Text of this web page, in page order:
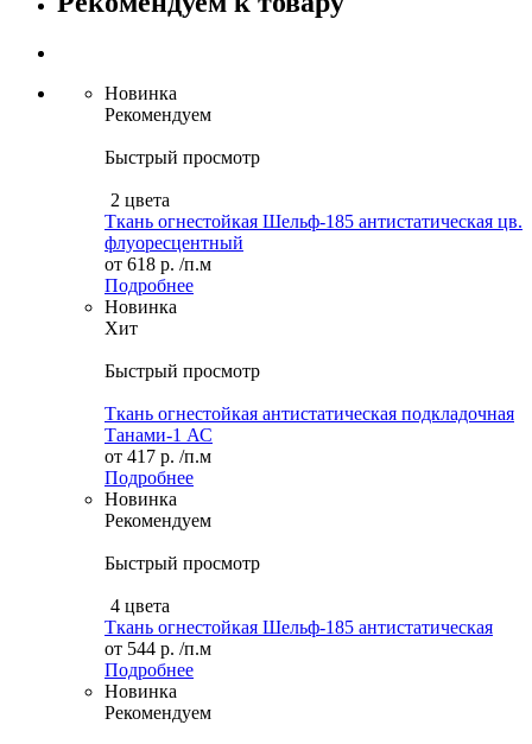
Новинка
Рекомендуем
Быстрый просмотр
2 цвета
Ткань огнестойкая Шельф-185 антистатическая цв.
флуоресцентный
от 618 р. /п.м
Подробнее
Новинка
Хит
Быстрый просмотр
Ткань огнестойкая антистатическая подкладочная
Танами-1 АС
от 417 р. /п.м
Подробнее
Новинка
Рекомендуем
Быстрый просмотр
4 цвета
Ткань огнестойкая Шельф-185 антистатическая
от 544 р. /п.м
Подробнее
Новинка
Рекомендуем